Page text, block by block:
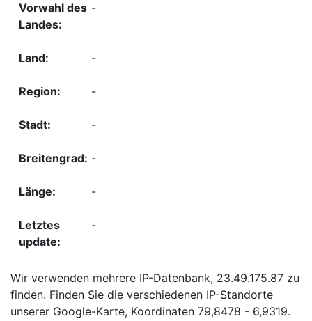
-
-
-
-
-
-
-
Wir verwenden mehrere IP-Datenbank, 23.49.175.87 zu
finden. Finden Sie die verschiedenen IP-Standorte
unserer Google-Karte, Koordinaten 79,8478 - 6,9319.